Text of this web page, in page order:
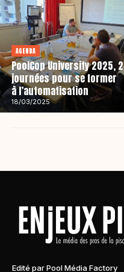
AGENDA
PoolCop University 2025, 2
journées pour se former
à l’automatisation
18/03/2025
Edité par Pool Média Factory